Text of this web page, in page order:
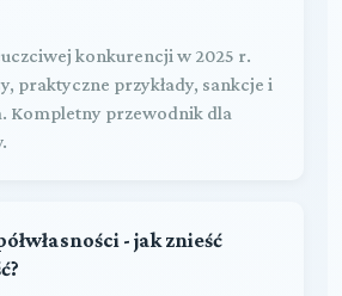
konkurencji w 2025 r.
praktyczne przykłady, sankcje i
Kompletny przewodnik dla
- jak znieść